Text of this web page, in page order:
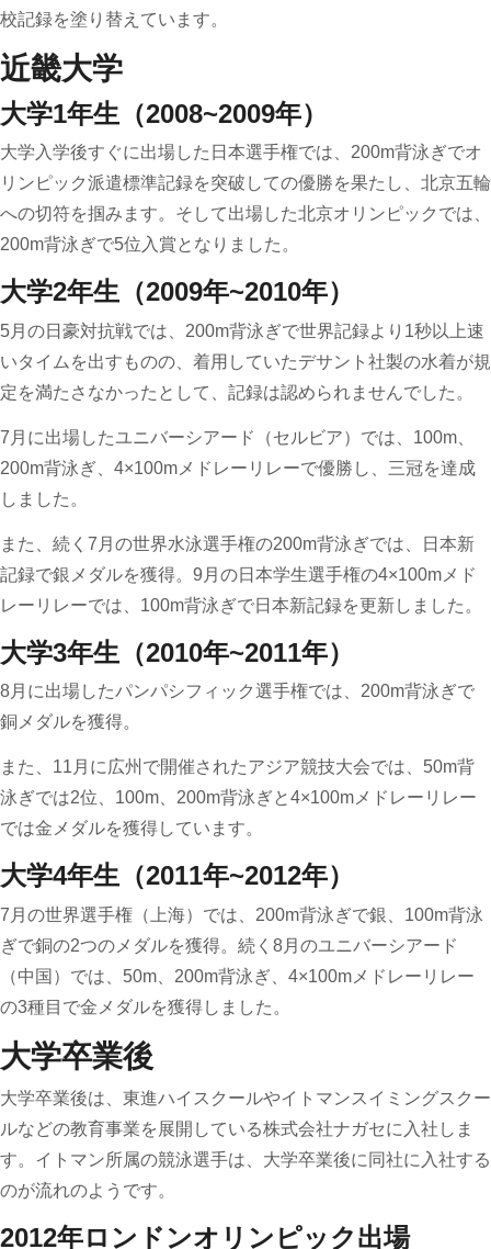
校記録を塗り替えています。
近畿大学
大学1年生（2008~2009年）
大学入学後すぐに出場した日本選手権では、200m背泳ぎでオ
リンピック派遣標準記録を突破しての優勝を果たし、北京五輪
への切符を掴みます。そして出場した北京オリンピックでは、
200m背泳ぎで5位入賞となりました。
大学2年生（2009年~2010年）
5月の日豪対抗戦では、200m背泳ぎで世界記録より1秒以上速
いタイムを出すものの、着用していたデサント社製の水着が規
定を満たさなかったとして、記録は認められませんでした。
7月に出場したユニバーシアード（セルビア）では、100m、
200m背泳ぎ、4×100mメドレーリレーで優勝し、三冠を達成
しました。
また、続く7月の世界水泳選手権の200m背泳ぎでは、日本新
記録で銀メダルを獲得。9月の日本学生選手権の4×100mメド
レーリレーでは、100m背泳ぎで日本新記録を更新しました。
大学3年生（2010年~2011年）
8月に出場したパンパシフィック選手権では、200m背泳ぎで
銅メダルを獲得。
また、11月に広州で開催されたアジア競技大会では、50m背
泳ぎでは2位、100m、200m背泳ぎと4×100mメドレーリレー
では金メダルを獲得しています。
大学4年生（2011年~2012年）
7月の世界選手権（上海）では、200m背泳ぎで銀、100m背泳
ぎで銅の2つのメダルを獲得。続く8月のユニバーシアード
（中国）では、50m、200m背泳ぎ、4×100mメドレーリレー
の3種目で金メダルを獲得しました。
大学卒業後
大学卒業後は、東進ハイスクールやイトマンスイミングスクー
ルなどの教育事業を展開している株式会社ナガセに入社しま
す。イトマン所属の競泳選手は、大学卒業後に同社に入社する
のが流れのようです。
2012年ロンドンオリンピック出場